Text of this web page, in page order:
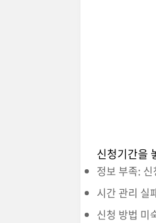
신청기간을
정보 부족:
시간 관리 실
신청 방법 미